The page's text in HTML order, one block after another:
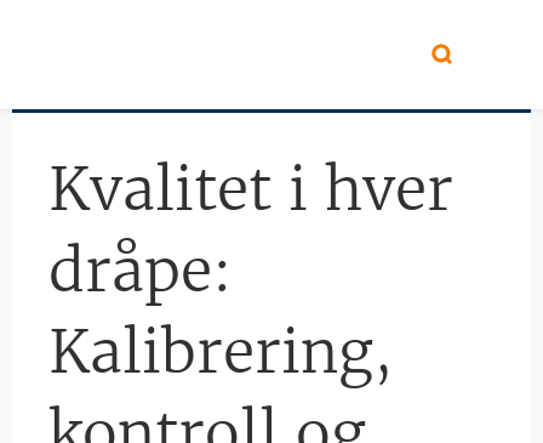
Kvalitet i hver
dråpe:
Kalibrering,